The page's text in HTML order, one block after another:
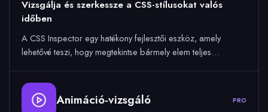
Vizsgálja és szerkessze a CSS-stílusokat valós
időben
A CSS Inspector egy hatékony fejlesztői eszköz, amely
lehetővé teszi, hogy megtekintse bármely elem teljes…
Animáció-vizsgáló PRO